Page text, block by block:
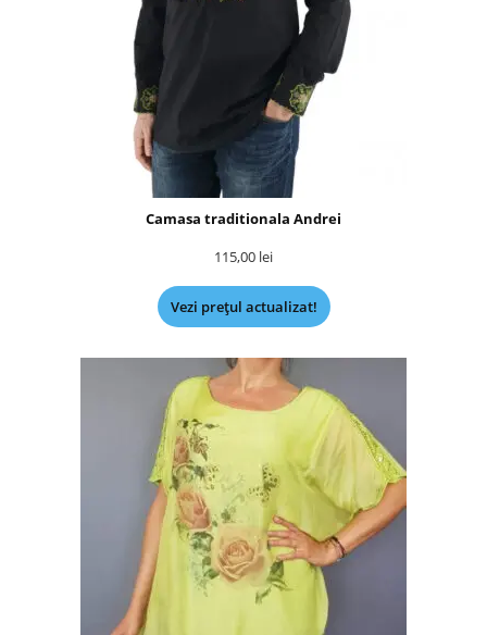
Camasa traditionala Andrei
115,00 lei
Vezi prețul actualizat!